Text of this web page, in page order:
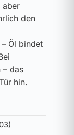
aber
den
Öl bindet
– das
hin.